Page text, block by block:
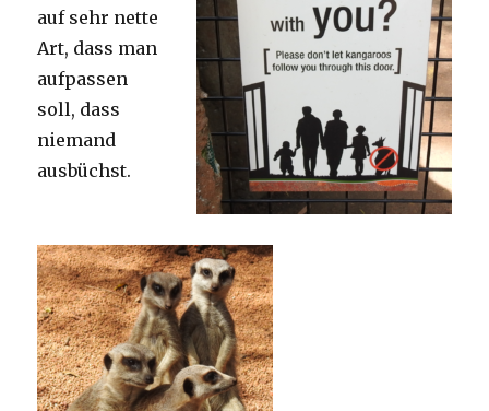
auf sehr nette
Art, dass man
aufpassen
soll, dass
niemand
ausbüchst.